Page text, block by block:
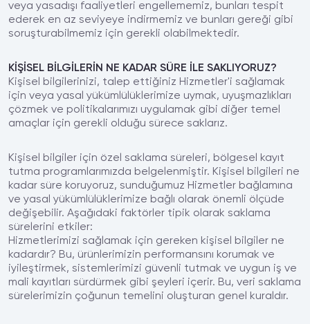
veya yasadışı faaliyetleri engellememiz, bunları tespit
ederek en az seviyeye indirmemiz ve bunları gereği gibi
soruşturabilmemiz için gerekli olabilmektedir.
KİŞİSEL BİLGİLERİN NE KADAR SÜRE İLE SAKLIYORUZ?
Kişisel bilgilerinizi, talep ettiğiniz Hizmetler'i sağlamak
için veya yasal yükümlülüklerimize uymak, uyuşmazlıkları
çözmek ve politikalarımızı uygulamak gibi diğer temel
amaçlar için gerekli olduğu sürece saklarız.
Kişisel bilgiler için özel saklama süreleri, bölgesel kayıt
tutma programlarımızda belgelenmiştir. Kişisel bilgileri ne
kadar süre koruyoruz, sunduğumuz Hizmetler bağlamına
ve yasal yükümlülüklerimize bağlı olarak önemli ölçüde
değişebilir. Aşağıdaki faktörler tipik olarak saklama
sürelerini etkiler:
Hizmetlerimizi sağlamak için gereken kişisel bilgiler ne
kadardır? Bu, ürünlerimizin performansını korumak ve
iyileştirmek, sistemlerimizi güvenli tutmak ve uygun iş ve
mali kayıtları sürdürmek gibi şeyleri içerir. Bu, veri saklama
sürelerimizin çoğunun temelini oluşturan genel kuraldır.